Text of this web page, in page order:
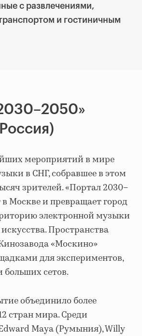
с развлечениями,
и гостиничным
мероприятий в мире
в СНГ, собравшее в этом
зрителей. «Портал 2030–
Москве и превращает город
электронной музыки
Пространства
«Москино»
для экспериментов,
сетов.
объединило более
стран мира. Среди
Maya (Румыния), Willy